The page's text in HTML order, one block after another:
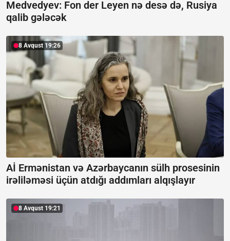
Medvedyev: Fon der Leyen nə desə də, Rusiya
qalib gələcək
8 Avqust 19:26
Aİ Ermənistan və Azərbaycanın sülh prosesinin
irəliləməsi üçün atdığı addımları alqışlayır
8 Avqust 19:21